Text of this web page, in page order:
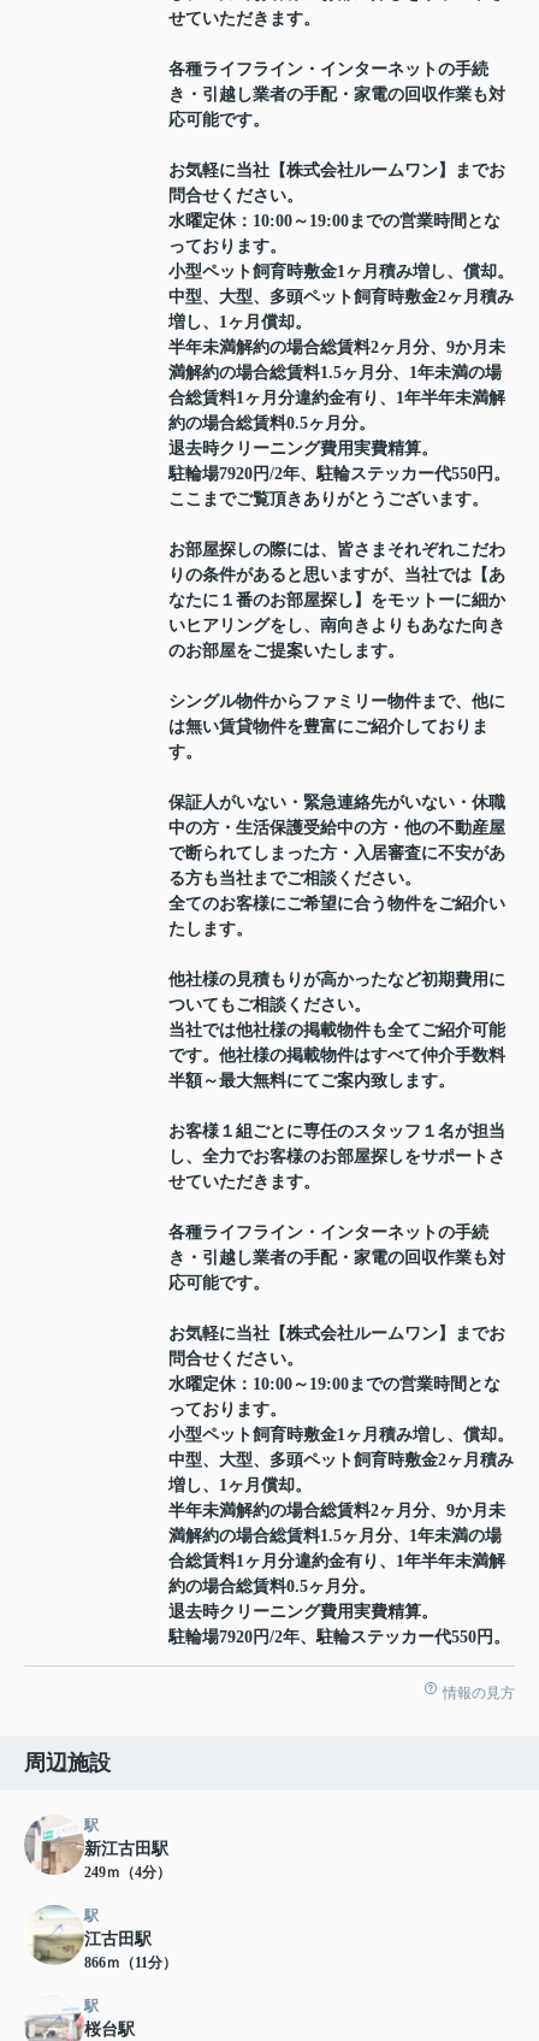
せていただきます。
各種ライフライン・インターネットの手続
き・引越し業者の手配・家電の回収作業も対
応可能です。
お気軽に当社【株式会社ルームワン】までお
問合せください。
水曜定休：10:00～19:00までの営業時間とな
っております。
小型ペット飼育時敷金1ヶ月積み増し、償却。
中型、大型、多頭ペット飼育時敷金2ヶ月積み
増し、1ヶ月償却。
半年未満解約の場合総賃料2ヶ月分、9か月未
満解約の場合総賃料1.5ヶ月分、1年未満の場
合総賃料1ヶ月分違約金有り、1年半年未満解
約の場合総賃料0.5ヶ月分。
退去時クリーニング費用実費精算。
駐輪場7920円/2年、駐輪ステッカー代550円。
ここまでご覧頂きありがとうございます。
お部屋探しの際には、皆さまそれぞれこだわ
りの条件があると思いますが、当社では【あ
なたに１番のお部屋探し】をモットーに細か
いヒアリングをし、南向きよりもあなた向き
のお部屋をご提案いたします。
シングル物件からファミリー物件まで、他に
は無い賃貸物件を豊富にご紹介しておりま
す。
保証人がいない・緊急連絡先がいない・休職
中の方・生活保護受給中の方・他の不動産屋
で断られてしまった方・入居審査に不安があ
る方も当社までご相談ください。
全てのお客様にご希望に合う物件をご紹介い
たします。
他社様の見積もりが高かったなど初期費用に
ついてもご相談ください。
当社では他社様の掲載物件も全てご紹介可能
です。他社様の掲載物件はすべて仲介手数料
半額～最大無料にてご案内致します。
お客様１組ごとに専任のスタッフ１名が担当
し、全力でお客様のお部屋探しをサポートさ
せていただきます。
各種ライフライン・インターネットの手続
き・引越し業者の手配・家電の回収作業も対
応可能です。
お気軽に当社【株式会社ルームワン】までお
問合せください。
水曜定休：10:00～19:00までの営業時間とな
っております。
小型ペット飼育時敷金1ヶ月積み増し、償却。
中型、大型、多頭ペット飼育時敷金2ヶ月積み
増し、1ヶ月償却。
半年未満解約の場合総賃料2ヶ月分、9か月未
満解約の場合総賃料1.5ヶ月分、1年未満の場
合総賃料1ヶ月分違約金有り、1年半年未満解
約の場合総賃料0.5ヶ月分。
退去時クリーニング費用実費精算。
駐輪場7920円/2年、駐輪ステッカー代550円。
情報の見方
周辺施設
駅
新江古田駅
249ｍ（4分）
駅
江古田駅
866ｍ（11分）
駅
桜台駅